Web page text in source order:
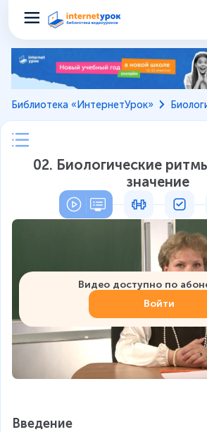
Библиотека «ИнтернетУрок»
02. Биологические
значение
Видео доступно по
Войти
Введение